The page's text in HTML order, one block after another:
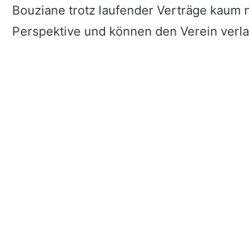
Bouziane trotz laufender Verträge kaum
Perspektive und können den Verein